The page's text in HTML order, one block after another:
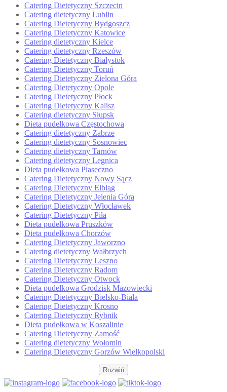
Catering Dietetyczny Szczecin
Catering dietetyczny Lublin
Catering Dietetyczny Bydgoszcz
Catering Dietetyczny Katowice
Catering dietetyczny Kielce
Catering dietetyczny Rzeszów
Catering Dietetyczny Białystok
Catering Dietetyczny Toruń
Catering Dietetyczny Zielona Góra
Catering Dietetyczny Opole
Catering Dietetyczny Płock
Catering Dietetyczny Kalisz
Catering dietetyczny Słupsk
Dieta pudełkowa Częstochowa
Catering dietetyczny Zabrze
Catering dietetyczny Sosnowiec
Catering dietetyczny Tarnów
Catering dietetyczny Legnica
Dieta pudełkowa Piaseczno
Catering Dietetyczny Nowy Sącz
Catering Dietetyczny Elbląg
Catering Dietetyczny Jelenia Góra
Catering Dietetyczny Włocławek
Catering Dietetyczny Piła
Dieta pudełkowa Pruszków
Dieta pudełkowa Chorzów
Catering Dietetyczny Jaworzno
Catering dietetyczny Wałbrzych
Catering Dietetyczny Leszno
Catering Dietetyczny Radom
Catering Dietetyczny Otwock
Dieta pudełkowa Grodzisk Mazowiecki
Catering Dietetyczny Bielsko-Biała
Catering Dietetyczny Krosno
Catering Dietetyczny Rybnik
Dieta pudełkowa w Koszalinie
Catering Dietetyczny Zamość
Catering dietetyczny Wołomin
Catering Dietetyczny Gorzów Wielkopolski
Rozwiń